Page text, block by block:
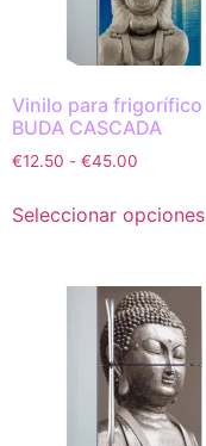
Vinilo para frigorífico
BUDA CASCADA
€12.50 - €45.00
Seleccionar opciones